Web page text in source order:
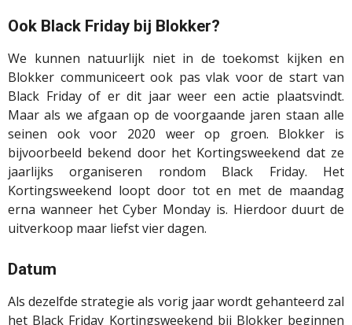
Ook Black Friday bij Blokker?
We kunnen natuurlijk niet in de toekomst kijken en
Blokker communiceert ook pas vlak voor de start van
Black Friday of er dit jaar weer een actie plaatsvindt.
Maar als we afgaan op de voorgaande jaren staan alle
seinen ook voor 2020 weer op groen. Blokker is
bijvoorbeeld bekend door het Kortingsweekend dat ze
jaarlijks organiseren rondom Black Friday. Het
Kortingsweekend loopt door tot en met de maandag
erna wanneer het Cyber Monday is. Hierdoor duurt de
uitverkoop maar liefst vier dagen.
Datum
Als dezelfde strategie als vorig jaar wordt gehanteerd zal
het Black Friday Kortingsweekend bij Blokker beginnen